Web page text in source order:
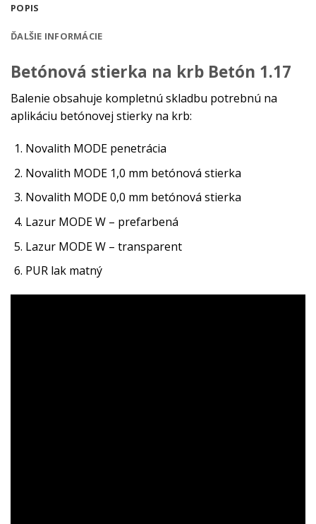
POPIS
ĎALŠIE INFORMÁCIE
Betónová stierka na krb Betón 1.17
Balenie obsahuje kompletnú skladbu potrebnú na
aplikáciu betónovej stierky na krb:
Novalith MODE penetrácia
Novalith MODE 1,0 mm betónová stierka
Novalith MODE 0,0 mm betónová stierka
Lazur MODE W – prefarbená
Lazur MODE W – transparent
PUR lak matný